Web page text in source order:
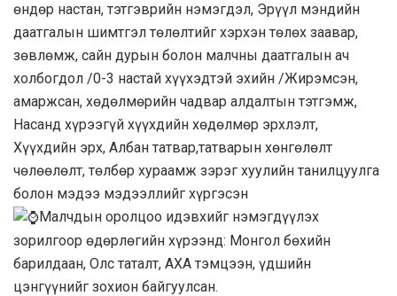
өндөр настан, тэтгэврийн нэмэгдэл, Эрүүл мэндийн
даатгалын шимтгэл төлөлтийг хэрхэн төлөх заавар,
зөвлөмж, сайн дурын болон малчны даатгалын ач
холбогдол /0-3 настай хүүхэдтэй эхийн /Жирэмсэн,
амаржсан, хөдөлмөрийн чадвар алдалтын тэтгэмж,
Насанд хүрээгүй хүүхдийн хөдөлмөр эрхлэлт,
Хүүхдийн эрх, Албан татвар,татварын хөнгөлөлт
чөлөөлөлт, төлбөр хураамж зэрэг хуулийн танилцуулга
болон мэдээ мэдээллийг хүргэсэн
Малчдын оролцоо идэвхийг нэмэгдүүлэх
зорилгоор өдөрлөгийн хүрээнд: Монгол бөхийн
барилдаан, Олс таталт, АХА тэмцээн, үдшийн
цэнгүүнийг зохион байгуулсан.